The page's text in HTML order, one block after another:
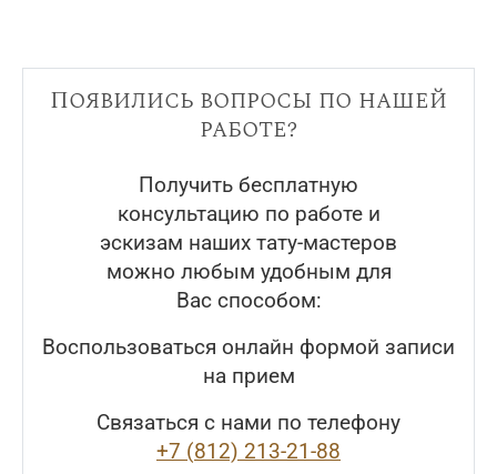
Появились вопросы по нашей
работе?
Получить бесплатную
консультацию по работе и
эскизам наших тату-мастеров
можно любым удобным для
Вас способом:
Воспользоваться онлайн формой записи
на прием
Связаться с нами по телефону
+7 (812) 213-21-88